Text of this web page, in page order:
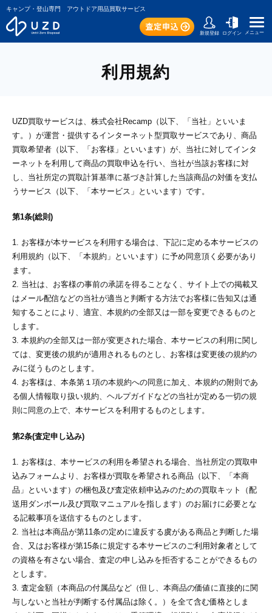
キャンプ・登山専門 アウトドア用品買取サービス
新規登録 ログイン メニュー
利用規約
UZD買取サービスは、株式会社Recamp（以下、「当社」といいま
す。）が運営・提供するインターネット型買取サービスであり、商品
買取希望者（以下、「お客様」といいます）が、当社に対してインタ
ーネットを利用して商品の買取申込を行い、当社が当該お客様に対
し、当社所定の買取計算基準に基づき計算した当該商品の対価を支払
うサービス（以下、「本サービス」といいます）です。
第1条(総則)
1. お客様が本サービスを利用する場合は、下記に定める本サービスの
利用規約（以下、「本規約」といいます）に予め同意頂く必要があり
ます。
2. 当社は、お客様の事前の承諾を得ることなく、サイト上での掲載又
はメール配信などの当社が適当と判断する方法でお客様に告知又は通
知することにより、適宜、本規約の全部又は一部を変更できるものと
します。
3. 本規約の全部又は一部が変更された場合、本サービスの利用に関し
ては、変更後の規約が適用されるものとし、お客様は変更後の規約の
みに従うものとします。
4. お客様は、本条第１項の本規約への同意に加え、本規約の附則であ
る個人情報取り扱い規約、ヘルプガイドなどの当社が定める一切の規
則に同意の上で、本サービスを利用するものとします。
第2条(査定申し込み)
1. お客様は、本サービスの利用を希望される場合、当社所定の買取申
込みフォームより、お客様が買取を希望される商品（以下、「本商
品」といいます）の梱包及び査定依頼申込みのための買取キット（配
送用ダンボール及び買取マニュアルを指します）のお届けに必要とな
る記載事項を送信するものとします。
2. 当社は本商品が第11条の定めに違反する虞がある商品と判断した場
合、又はお客様が第15条に規定する本サービスのご利用対象者として
の資格を有さない場合、査定の申し込みを拒否することができるもの
とします。
3. 査定金額（本商品の付属品など（但し、本商品の価値に直接的に関
与しないと当社が判断する付属品は除く。）を全て含む価格としま